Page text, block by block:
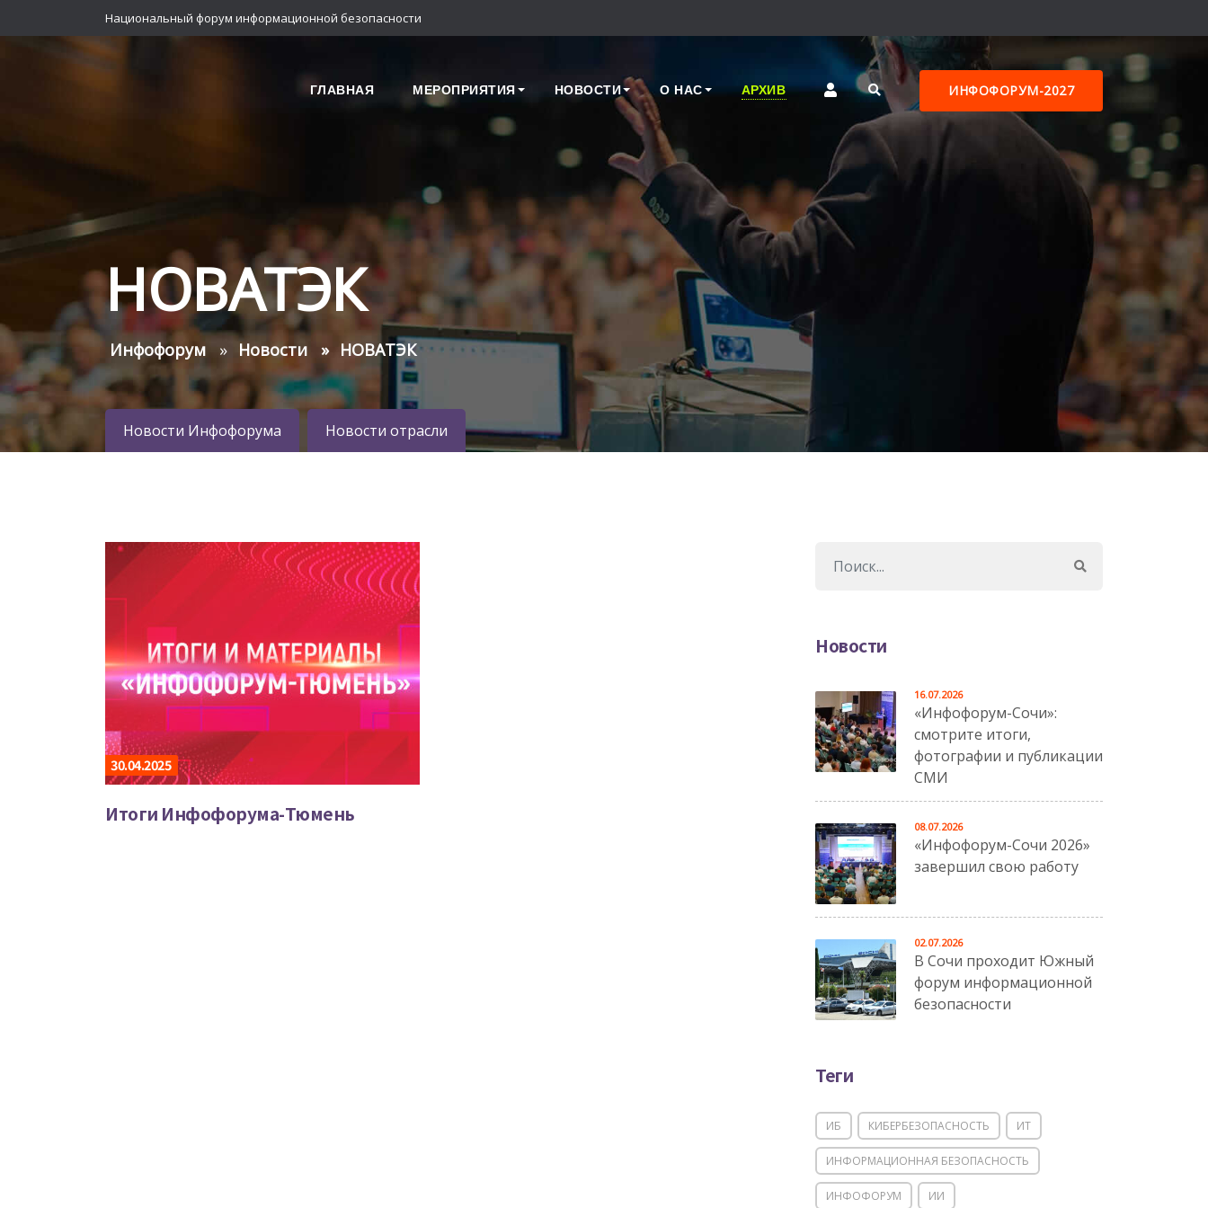
Национальный форум информационной безопасности
ГЛАВНАЯ МЕРОПРИЯТИЯ НОВОСТИ О НАС АРХИВ ИНФОФОРУМ-2027
НОВАТЭК
Инфофорум Новости НОВАТЭК
Новости Инфофорума Новости отрасли
30.04.2025
Итоги Инфофорума-Тюмень
Новости
«Инфофорум-Сочи»:
смотрите итоги,
фотографии и публикации
СМИ
16.07.2026
«Инфофорум-Сочи 2026»
завершил свою работу
08.07.2026
В Сочи проходит Южный
форум информационной
безопасности
02.07.2026
Теги
ИБ КИБЕРБЕЗОПАСНОСТЬ ИТ
ИНФОРМАЦИОННАЯ БЕЗОПАСНОСТЬ
ИНФОФОРУМ ИИ